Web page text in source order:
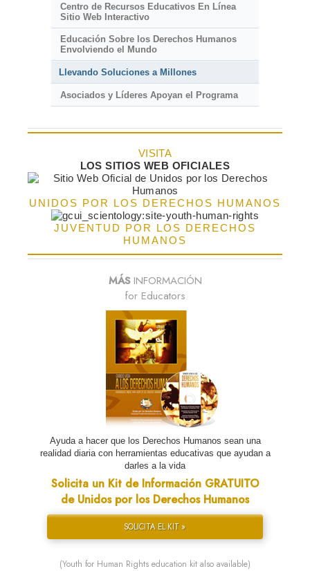
Centro de Recursos Educativos En Línea
Sitio Web Interactivo
Educación Sobre los Derechos Humanos
Envolviendo el Mundo
Llevando Soluciones a Millones
Asociados y Líderes Apoyan el Programa
VISITA
LOS SITIOS WEB OFICIALES
UNIDOS POR LOS DERECHOS HUMANOS
JUVENTUD POR LOS DERECHOS
HUMANOS
MÁSINFORMACIÓN
for Educators
Ayuda a hacer que los Derechos Humanos sean una
realidad diaria con herramientas educativas que ayudan a
darles a la vida
Solicita un Kit de Información GRATUITO
de Unidos por los Derechos Humanos
SOLICITA EL KIT »
(Youth for Human Rights education kit also available)